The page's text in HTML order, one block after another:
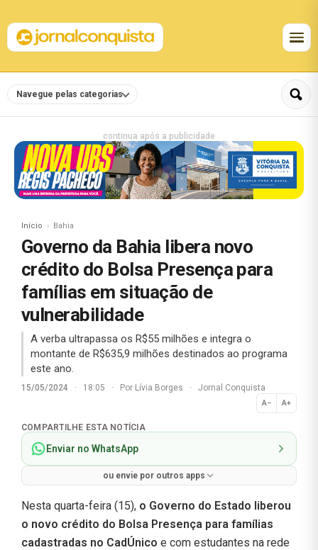
Navegue pelas categorias
continua após a publicidade
Início Bahia
Governo da Bahia libera novo
crédito do Bolsa Presença para
famílias em situação de
vulnerabilidade
A verba ultrapassa os R$55 milhões e integra o
montante de R$635,9 milhões destinados ao programa
este ano.
15/05/2024 · 18:05 · Por Lívia Borges · Jornal Conquista
A− A+
Normal
COMPARTILHE ESTA NOTÍCIA
Enviar no WhatsApp
ou envie por outros apps
Nesta quarta-feira (15), o Governo do Estado liberou
o novo crédito do Bolsa Presença para famílias
cadastradas no CadÚnico e com estudantes na rede